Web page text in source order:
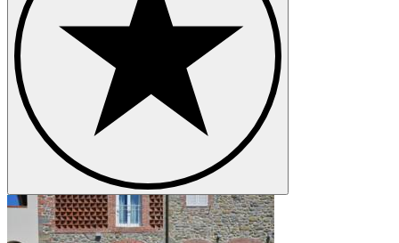
Cadillac V-16
Cadillac V16